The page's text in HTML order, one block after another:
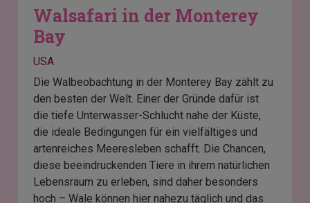
Walsafari in der Monterey
Bay
USA
Die Walbeobachtung in der Monterey Bay zählt zu
den besten der Welt. Einer der Gründe dafür ist
die tiefe Unterwasser-Schlucht nahe der Küste,
die ideale Bedingungen für ein vielfältiges und
artenreiches Meeresleben schafft. Die Chancen,
diese beeindruckenden Tiere in ihrem natürlichen
Lebensraum zu erleben, sind daher besonders
hoch – Wale können hier nahezu täglich und das